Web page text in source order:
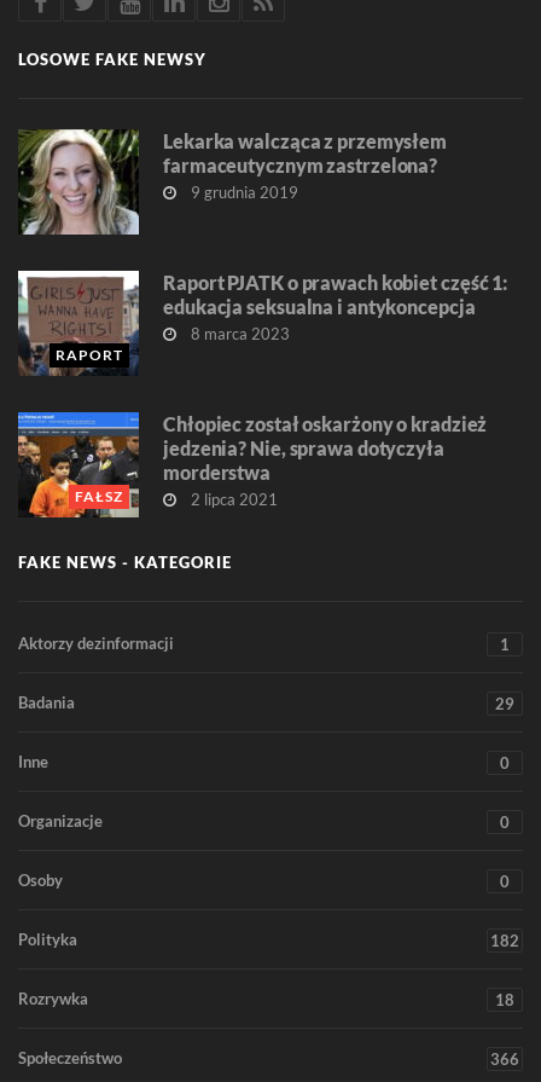
LOSOWE FAKE NEWSY
Lekarka walcząca z przemysłem
farmaceutycznym zastrzelona?
9 grudnia 2019
RAPORT
Raport PJATK o prawach kobiet część 1:
edukacja seksualna i antykoncepcja
8 marca 2023
FAŁSZ
Chłopiec został oskarżony o kradzież
jedzenia? Nie, sprawa dotyczyła
morderstwa
2 lipca 2021
FAKE NEWS - KATEGORIE
Aktorzy dezinformacji 1
Badania 29
Inne 0
Organizacje 0
Osoby 0
Polityka 182
Rozrywka 18
Społeczeństwo 366